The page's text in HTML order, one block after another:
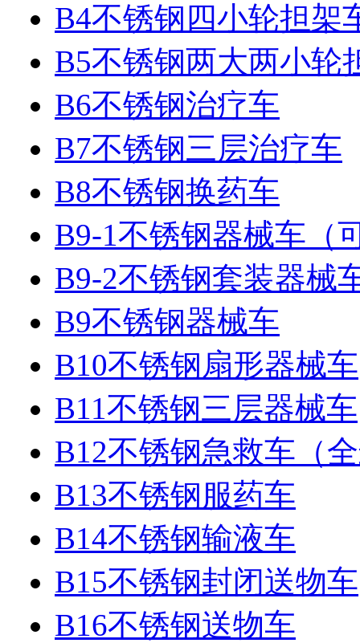
B4不锈钢四小轮担架
B5不锈钢两大两小轮
B6不锈钢治疗车
B7不锈钢三层治疗车
B8不锈钢换药车
B9-1不锈钢器械车（
B9-2不锈钢套装器械
B9不锈钢器械车
B10不锈钢扇形器械车
B11不锈钢三层器械车
B12不锈钢急救车（
B13不锈钢服药车
B14不锈钢输液车
B15不锈钢封闭送物车
B16不锈钢送物车